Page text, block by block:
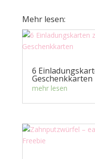
Mehr lesen:
6
Geschenkkarten
mehr lesen